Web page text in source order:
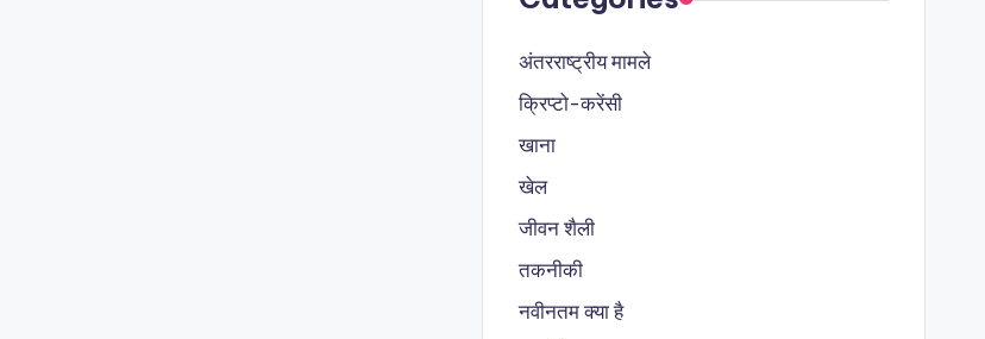
अंतरराष्ट्रीय मामले
क्रिप्टो-करेंसी
खाना
खेल
जीवन शैली
तकनीकी
नवीनतम क्या है